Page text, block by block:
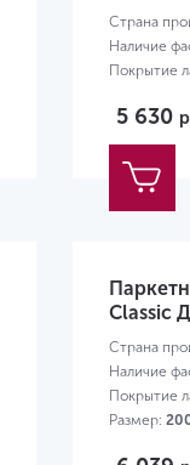
Страна
Наличие
Покрытие
5 630
Classic
Страна
Наличие
Покрытие
Размер: